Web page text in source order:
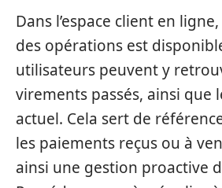
Dans l’espace client en
des opérations est
utilisateurs peuvent y
virements passés, ainsi que
actuel. Cela sert de
les paiements reçus ou à
ainsi une gestion proactive